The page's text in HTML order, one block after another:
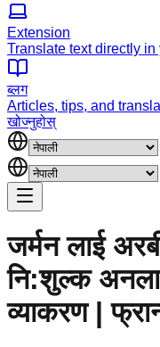
Extension
Translate text directly in
ब्लग
Articles, tips, and
खोज्नुहोस्
जर्मन लाई
नि:शुल्क
व्याकरण |